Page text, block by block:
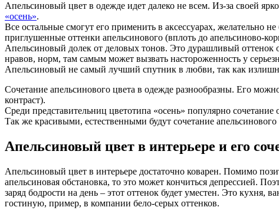
Апельсиновый цвет в одежде идет далеко не всем. Из-за своей
«осень».
Все остальные смогут его применить в аксессуарах, желательно
приглушенные оттенки апельсинового (вплоть до апельсиново-
Апельсиновый долек от деловых тонов. Это дурашливый оттенок
нравов, норм, там самым может вызвать настороженность у
Апельсиновый не самый лучший спутник в любви, так как
Сочетание апельсинового цвета в одежде разнообразны. Его
контраст).
Среди представительниц цветотипа «осень» популярно сочетание
Так же красивыми, естественными будут сочетание
Апельсиновый цвет в интерьере и его
Апельсиновый цвет в интерьере достаточно коварен. Помимо
апельсиновая обстановка, то это может кончиться депрессией.
заряд бодрости на день – этот оттенок будет уместен. Это
гостиную, пример, в компании бело-серых оттенков.